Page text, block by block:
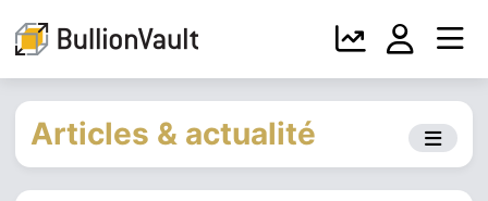
Articles & actualité